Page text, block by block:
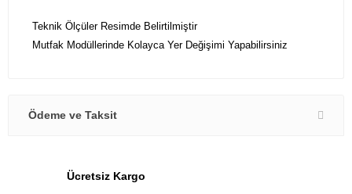
Teknik Ölçüler Resimde Belirtilmiştir
Mutfak Modüllerinde Kolayca Yer Değişimi Yapabilirsiniz
Ödeme ve Taksit
Ücretsiz Kargo